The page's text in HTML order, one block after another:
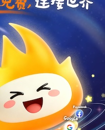
支持
反对 [0]
支持[0] 反对[0]